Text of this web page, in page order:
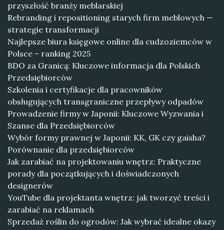
przyszłość branży meblarskiej
Rebranding i repositioning starych firm meblowych —
strategie transformacji
Najlepsze biura księgowe online dla cudzoziemców w
Polsce – ranking 2025
BDO za Granicą: Kluczowe informacja dla Polskich
Przedsiębiorców
Szkolenia i certyfikacje dla pracowników
obsługujących transgraniczne przepływy odpadów
Prowadzenie firmy w Japonii: Kluczowe Wyzwania i
Szanse dla Przedsiębiorców
Wybór formy prawnej w Japonii: KK, GK czy gaisha?
Porównanie dla przedsiębiorców
Jak zarabiać na projektowaniu wnętrz: Praktyczne
porady dla początkujących i doświadczonych
designerów
YouTube dla projektanta wnętrz: jak tworzyć treści i
zarabiać na reklamach
Sprzedaż roślin do ogrodów: Jak wybrać idealne okazy